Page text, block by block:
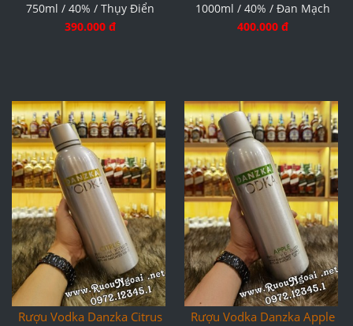
750ml / 40% / Thụy Điển
390.000 đ
1000ml / 40% / Đan Mạch
400.000 đ
Rượu Vodka Danzka Citrus Rượu Vodka Danzka Apple